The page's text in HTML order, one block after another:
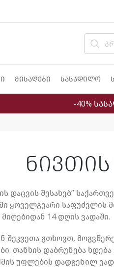
მისაღები სასადილო
-40%
დაცვის შესახებ”
ყოველგვარი საფუძვლის
14 დღის ვადაში.
შეკვეთა გთხოვთ,
თანხის დაბრუნება
უფლების დადგენილ